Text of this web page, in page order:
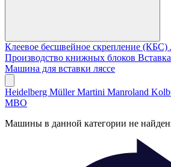
Клеевое бесшвейное скрепление (КБС)
Производство книжных блоков
Машина для вставки ляссе
Heidelberg Müller Martini Manroland
MBO
Машины в данной категории не